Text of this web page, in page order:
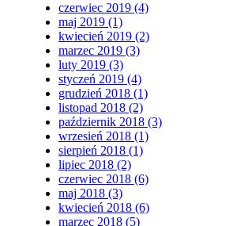
czerwiec 2019 (4)
maj 2019 (1)
kwiecień 2019 (2)
marzec 2019 (3)
luty 2019 (3)
styczeń 2019 (4)
grudzień 2018 (1)
listopad 2018 (2)
październik 2018 (3)
wrzesień 2018 (1)
sierpień 2018 (1)
lipiec 2018 (2)
czerwiec 2018 (6)
maj 2018 (3)
kwiecień 2018 (6)
marzec 2018 (5)